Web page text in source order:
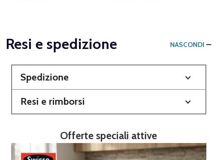
Resi e spedizione NASCONDI
Spedizione
Resi e rimborsi
Offerte speciali attive